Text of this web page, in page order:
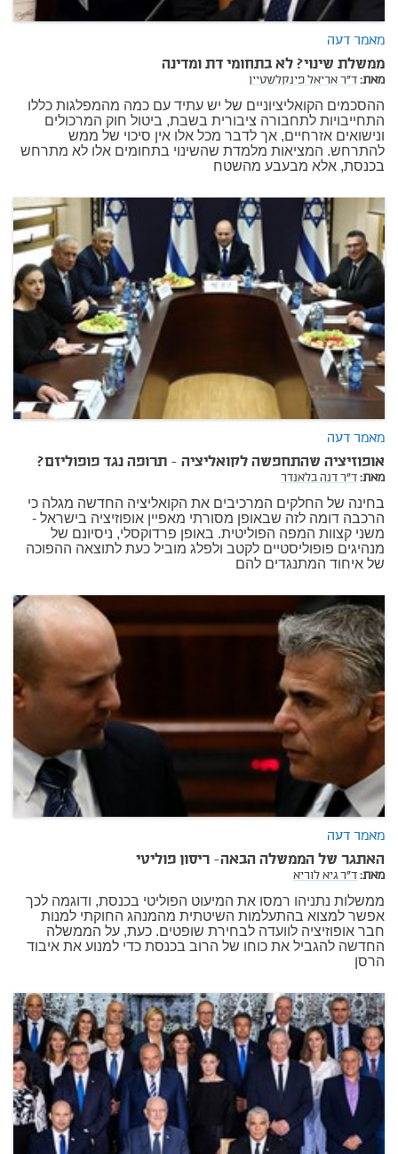
מאמר דעה
ממשלת שינוי? לא בתחומי דת ומדינה
מאת:ד"ר אריאל פינקלשטיין
ההסכמים הקואליציוניים של יש עתיד עם כמה מהמפלגות כללו
התחייבויות לתחבורה ציבורית בשבת, ביטול חוק המרכולים
ונישואים אזרחיים, אך לדבר מכל אלו אין סיכוי של ממש
להתרחש. המציאות מלמדת שהשינוי בתחומים אלו לא מתרחש
בכנסת, אלא מבעבע מהשטח
מאמר דעה
אופוזיציה שהתחפשה לקואליציה - תרופה נגד פופוליזם?
מאת:ד"ר דנה בלאנדר
בחינה של החלקים המרכיבים את הקואליציה החדשה מגלה כי
הרכבה דומה לזה שבאופן מסורתי מאפיין אופוזיציה בישראל -
משני קצוות המפה הפוליטית. באופן פרדוקסלי, ניסיונם של
מנהיגים פופוליסטיים לקטב ולפלג מוביל כעת לתוצאה ההפוכה
של איחוד המתנגדים להם
מאמר דעה
האתגר של הממשלה הבאה- ריסון פוליטי
מאת:ד"ר גיא לוריא
ממשלות נתניהו רמסו את המיעוט הפוליטי בכנסת, ודוגמה לכך
אפשר למצוא בהתעלמות השיטתית מהמנהג החוקתי למנות
חבר אופוזיציה לוועדה לבחירת שופטים. כעת, על הממשלה
החדשה להגביל את כוחו של הרוב בכנסת כדי למנוע את איבוד
הרסן